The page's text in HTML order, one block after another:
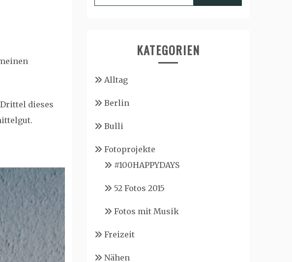
dieses
nach:
KATEGORIEN
Alltag
Berlin
Bulli
Fotoprojekte
#100HAPPYDAYS
52 Fotos 2015
Fotos mit Musik
Freizeit
Nähen